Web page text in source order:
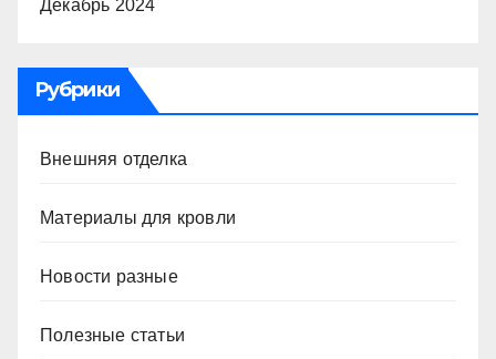
Декабрь 2024
Рубрики
Внешняя отделка
Материалы для кровли
Новости разные
Полезные статьи